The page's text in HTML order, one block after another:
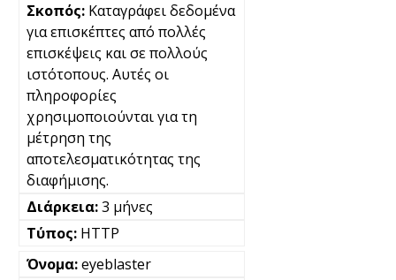
Καταγράφει δεδομένα
για επισκέπτες από πολλές
επισκέψεις και σε πολλούς
ιστότοπους. Αυτές οι
πληροφορίες
χρησιμοποιούνται για τη
μέτρηση της
αποτελεσματικότητας της
διαφήμισης.
3 μήνες
HTTP
eyeblaster